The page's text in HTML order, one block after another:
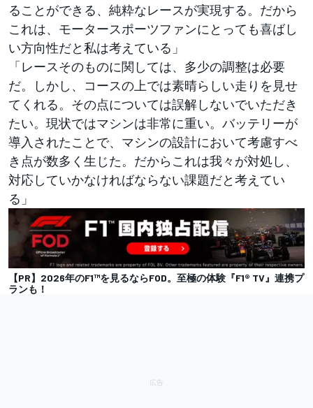
ることができる、純粋なレースが実現する。だから
これは、モータースポーツファンにとっても喜ばし
い方向性だと私は考えている」
「レースそのものに関しては、多少の調整は必要
だ。しかし、コースの上では素晴らしい走りを見せ
てくれる。その点については誤解しないでいただき
たい。現状ではマシンは非常に重い。バッテリーが
導入されたことで、マシンの設計において考慮すべ
き点が数多く生じた。だからこれは我々が対処し、
対応していかなければならない課題だと考えてい
る」
【PR】2026年のF1™を見るならFOD。至極の体験『F1® TV』連携プ
ランも！